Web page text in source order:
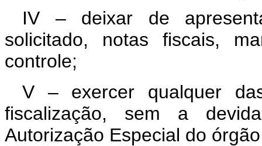
IV – deixar de
solicitado, notas fiscais,
controle;
V – exercer qualquer
fiscalização, sem a
Autorização Especial do